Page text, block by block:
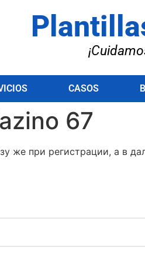
CASOS
67
же при регистрации, а в